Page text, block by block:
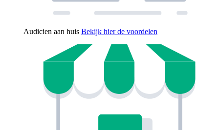
Audicien aan huis Bekijk hier de voordelen